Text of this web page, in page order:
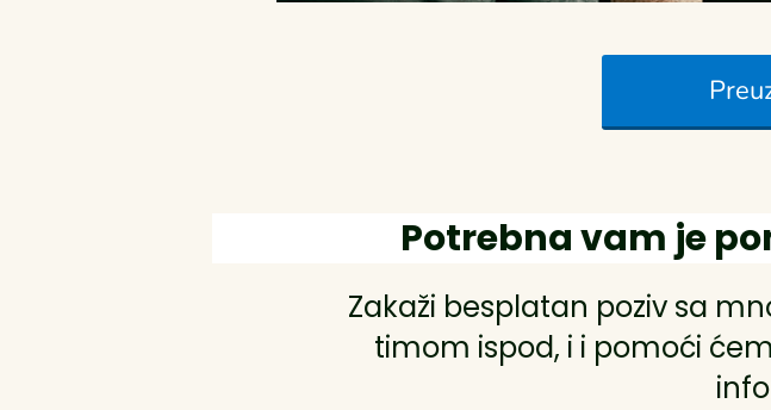
Potrebna vam je
Zakaži besplatan poziv sa
timom ispod, i i pomoći